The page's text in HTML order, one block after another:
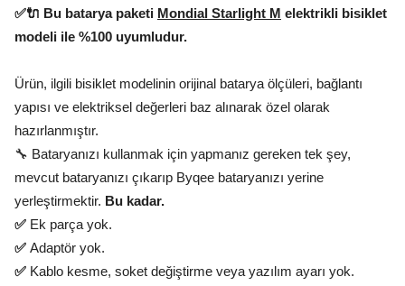
✅🔌 Bu batarya paketi Mondial Starlight M elektrikli bisiklet
modeli ile %100 uyumludur.
Ürün, ilgili bisiklet modelinin orijinal batarya ölçüleri, bağlantı
yapısı ve elektriksel değerleri baz alınarak özel olarak
hazırlanmıştır.
🔧 Bataryanızı kullanmak için yapmanız gereken tek şey,
mevcut bataryanızı çıkarıp Byqee bataryanızı yerine
yerleştirmektir. Bu kadar.
✅ Ek parça yok.
✅ Adaptör yok.
✅ Kablo kesme, soket değiştirme veya yazılım ayarı yok.